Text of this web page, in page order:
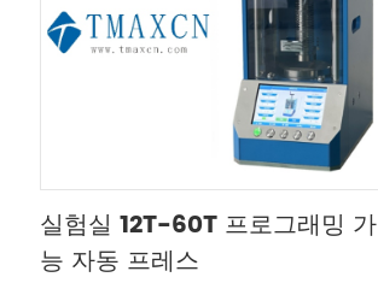
실험실 12T-60T 프로그래밍 가
능 자동 프레스